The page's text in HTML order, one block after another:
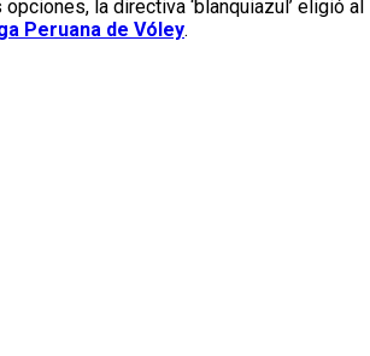
la directiva ‘blanquiazul’ eligió al
Peruana de Vóley.